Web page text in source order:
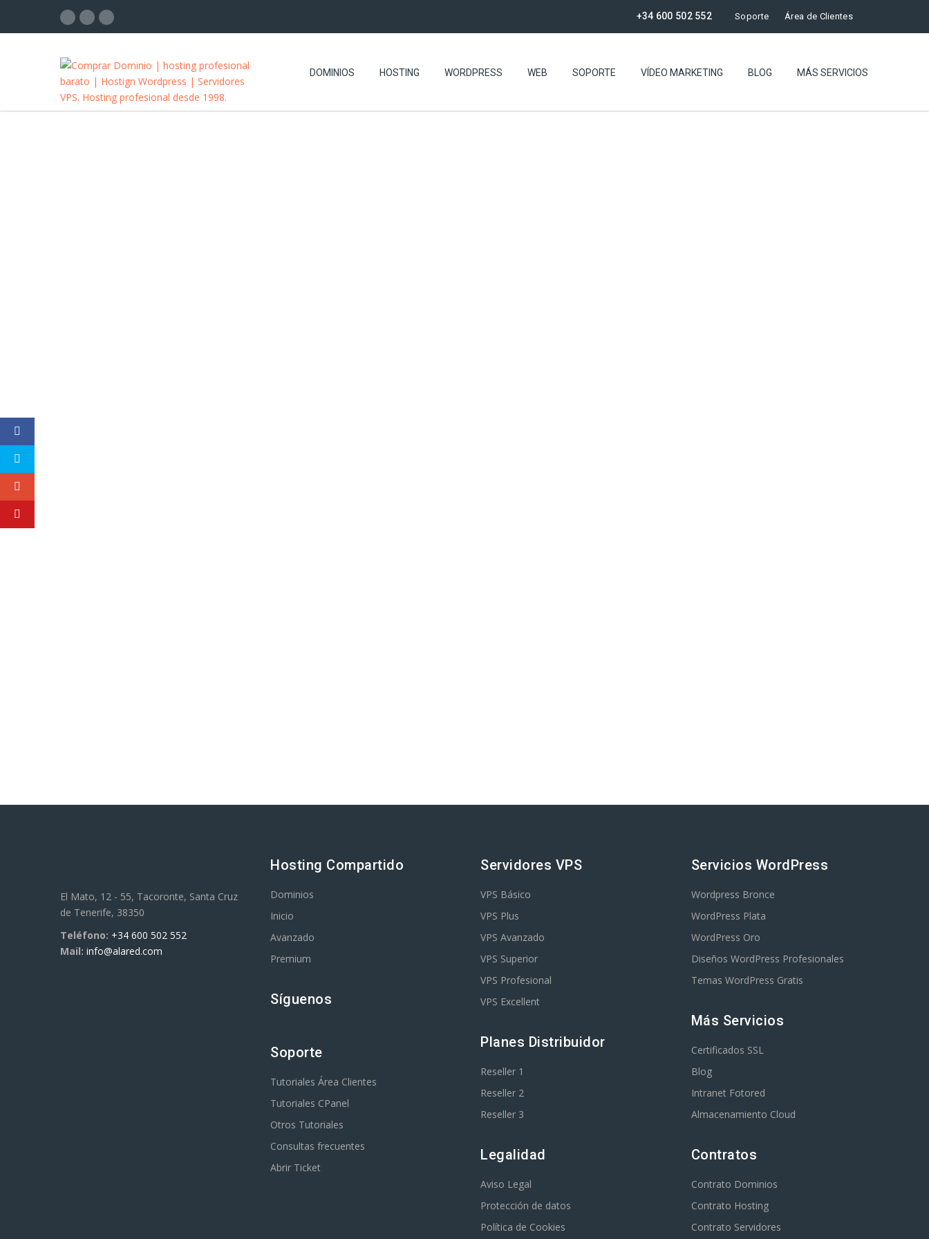
Soporte Área de Clientes
+34 600 502 552
DOMINIOS HOSTING WORDPRESS WEB SOPORTE VÍDEO MARKETING BLOG MÁS SERVICIOS
El Mato, 12 - 55, Tacoronte, Santa Cruz
de Tenerife, 38350
Teléfono: +34 600 502 552
Mail: info@alared.com
Hosting Compartido
Dominios
Inicio
Avanzado
Premium
Síguenos
Soporte
Tutoriales Área Clientes
Tutoriales CPanel
Otros Tutoriales
Consultas frecuentes
Abrir Ticket
Servidores VPS
VPS Básico
VPS Plus
VPS Avanzado
VPS Superior
VPS Profesional
VPS Excellent
Planes Distribuidor
Reseller 1
Reseller 2
Reseller 3
Legalidad
Aviso Legal
Protección de datos
Política de Cookies
Servicios WordPress
Wordpress Bronce
WordPress Plata
WordPress Oro
Diseños WordPress Profesionales
Temas WordPress Gratis
Más Servicios
Certificados SSL
Blog
Intranet Fotored
Almacenamiento Cloud
Contratos
Contrato Dominios
Contrato Hosting
Contrato Servidores